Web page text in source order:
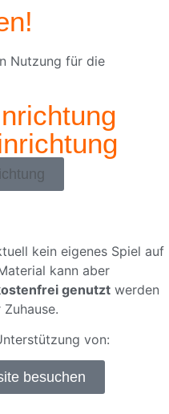
Nutzung für die
kein eigenes Spiel auf
kann aber
genutzt werden
von:
besuchen